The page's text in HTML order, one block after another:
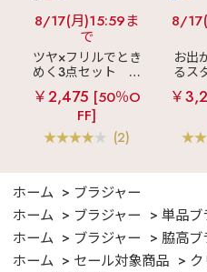
8/17(月)15:59ま
で
ツヤ×フリルでとき
めく3点セット
シ
ルキー ショートパ
ンツ 3点セット
￥2,475 [50％O
FF]
(2)
8/
お出
るス
見え
フリ
ツ 綿
￥
ホーム
ブラジャー
ホーム
ブラジャー
単品ブ
ホーム
ブラジャー
脇高ブ
ホーム
セール対象商品